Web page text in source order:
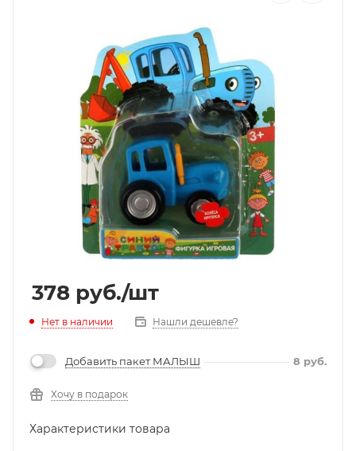
378 руб./шт
Нет в наличии Нашли дешевле?
Добавить пакет МАЛЫШ 8 руб.
Хочу в подарок
Характеристики товара